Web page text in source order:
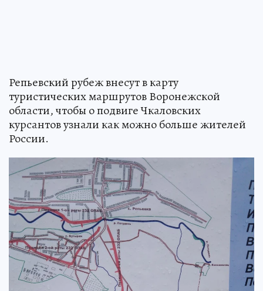
Репьевский рубеж внесут в карту
туристических маршрутов Воронежской
области, чтобы о подвиге Чкаловских
курсантов узнали как можно больше жителей
России.